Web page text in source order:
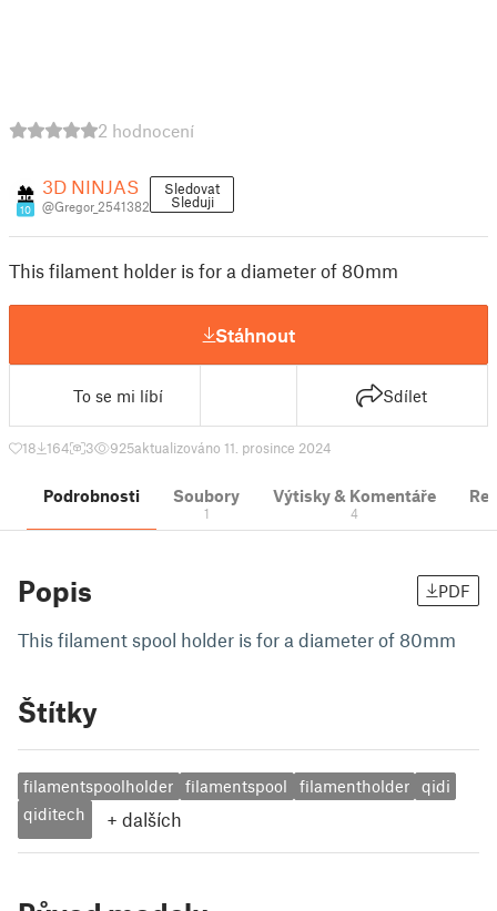
2 hodnocení
10
3D NINJAS
@Gregor_2541382
Sledovat
Sleduji
This filament holder is for a diameter of 80mm
Stáhnout
To se mi líbí Sdílet
18 164 3 925aktualizováno 11. prosince 2024
Podrobnosti Soubory
1
Výtisky & Komentáře
4
Popis PDF
This filament spool holder is for a diameter of 80mm
Štítky
filamentspoolholder filamentspool filamentholder
qidi
qiditech
+ dalších